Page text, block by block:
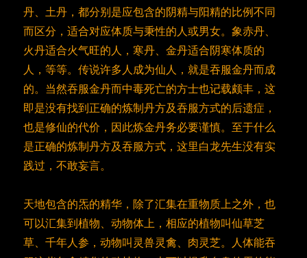
丹、土丹，都分别是应包含的阴精与阳精的比例不同
而区分，适合对应体质与秉性的人或男女。象赤丹、
火丹适合火气旺的人，寒丹、金丹适合阴寒体质的
人，等等。传说许多人成为仙人，就是吞服金丹而成
的。当然吞服金丹而中毒死亡的方士也记载颇丰，这
即是没有找到正确的炼制丹方及吞服方式的后遗症，
也是修仙的代价，因此炼金丹务必要谨慎。至于什么
是正确的炼制丹方及吞服方式，这里白龙先生没有实
践过，不敢妄言。
天地包含的炁的精华，除了汇集在重物质上之外，也
可以汇集到植物、动物体上，相应的植物叫仙草芝
草、千年人参，动物叫灵兽灵禽、肉灵芝。人体能吞